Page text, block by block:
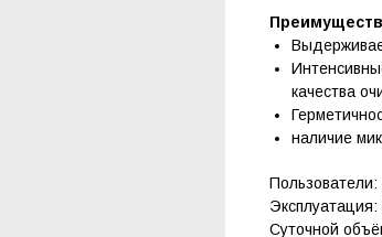
качества
наличие
Суточной